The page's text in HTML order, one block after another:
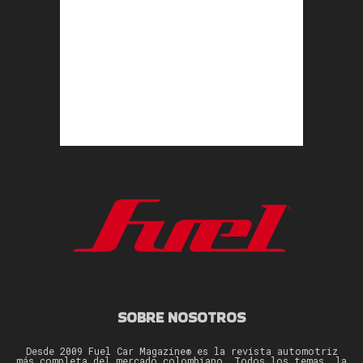
SOBRE NOSOTROS
Desde 2009 Fuel Car Magazine® es la revista automotriz